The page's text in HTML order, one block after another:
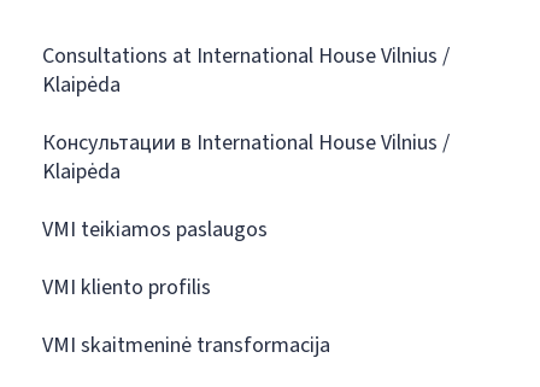
Consultations at International House Vilnius /
Klaipėda
Консультации в International House Vilnius /
Klaipėda
VMI teikiamos paslaugos
VMI kliento profilis
VMI skaitmeninė transformacija